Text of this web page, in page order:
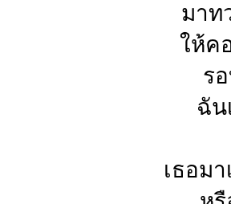
มาท
ให้ค
ร
ฉัน
เธอม